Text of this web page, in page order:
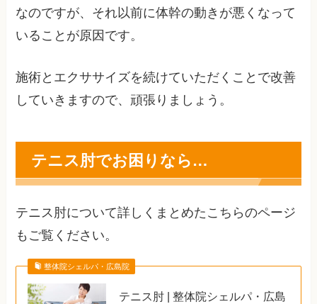
なのですが、それ以前に体幹の動きが悪くなって
いることが原因です。
施術とエクササイズを続けていただくことで改善
していきますので、頑張りましょう。
テニス肘でお困りなら…
テニス肘について詳しくまとめたこちらのページ
もご覧ください。
整体院シェルパ・広島院
テニス肘 | 整体院シェルパ・広島